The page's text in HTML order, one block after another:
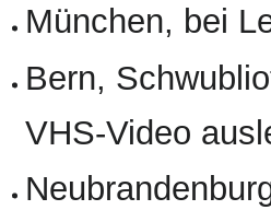
München, bei
Bern,
VHS-Video